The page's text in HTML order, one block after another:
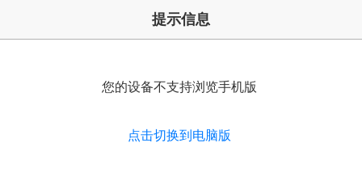
提示信息
您的设备不支持浏览手机版
点击切换到电脑版